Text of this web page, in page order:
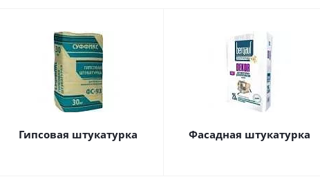
Гипсовая штукатурка Фасадная штукатурка